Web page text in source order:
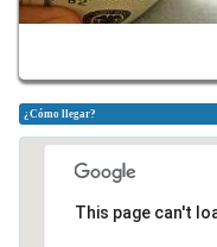
¿Cómo llegar?
This page can't